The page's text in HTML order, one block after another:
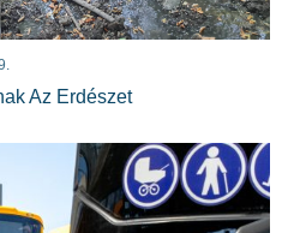
Az Erdészet